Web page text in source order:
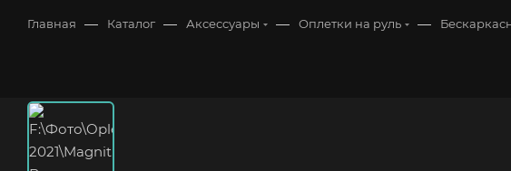
Главная — Каталог — Аксессуары — Оплетки на руль —